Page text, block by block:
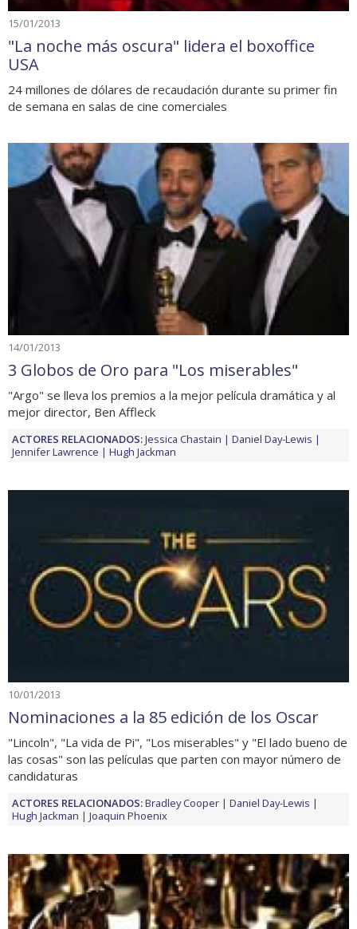
15/01/2013
"La noche más oscura" lidera el boxoffice
USA
24 millones de dólares de recaudación durante su primer fin
de semana en salas de cine comerciales
14/01/2013
3 Globos de Oro para "Los miserables"
"Argo" se lleva los premios a la mejor película dramática y al
mejor director, Ben Affleck
ACTORES RELACIONADOS:Jessica Chastain
Daniel Day-Lewis
Jennifer Lawrence
Hugh Jackman
10/01/2013
Nominaciones a la 85 edición de los Oscar
"Lincoln", "La vida de Pi", "Los miserables" y "El lado bueno de
las cosas" son las películas que parten con mayor número de
candidaturas
ACTORES RELACIONADOS:Bradley Cooper
Daniel Day-Lewis
Hugh Jackman
Joaquin Phoenix